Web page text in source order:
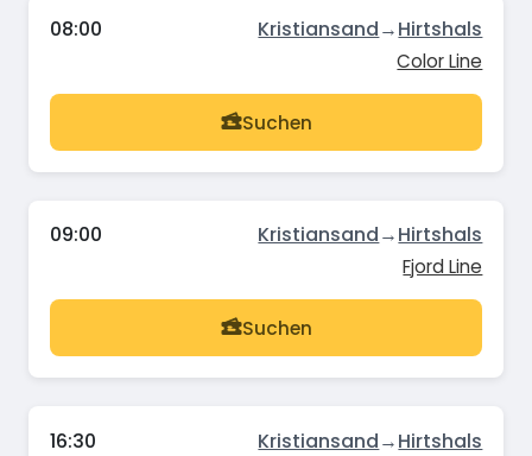
08:00 Kristiansand→Hirtshals
Color Line
Suchen
09:00 Kristiansand→Hirtshals
Fjord Line
Suchen
16:30 Kristiansand→Hirtshals